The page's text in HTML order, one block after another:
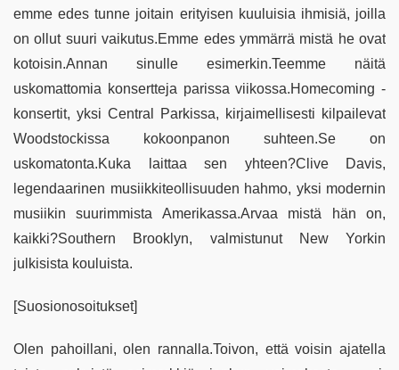
emme edes tunne joitain erityisen kuuluisia ihmisiä, joilla
on ollut suuri vaikutus.Emme edes ymmärrä mistä he ovat
kotoisin.Annan sinulle esimerkin.Teemme näitä
uskomattomia konsertteja parissa viikossa.Homecoming -
konsertit, yksi Central Parkissa, kirjaimellisesti kilpailevat
Woodstockissa kokoonpanon suhteen.Se on
uskomatonta.Kuka laittaa sen yhteen?Clive Davis,
legendaarinen musiikkiteollisuuden hahmo, yksi modernin
musiikin suurimmista Amerikassa.Arvaa mistä hän on,
kaikki?Southern Brooklyn, valmistunut New Yorkin
julkisista kouluista.
[Suosionosoitukset]
Olen pahoillani, olen rannalla.Toivon, että voisin ajatella